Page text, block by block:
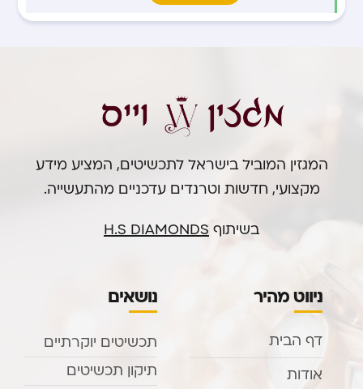
המגזין המוביל בישראל לתכשיטים, המציע מידע
מקצועי, חדשות וטרנדים עדכניים מהתעשייה.
בשיתוף H.S DIAMONDS
ניווט מהיר
דף הבית
אודות
נושאים
תכשיטים יוקרתיים
תיקון תכשיטים